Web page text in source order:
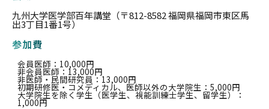
九州大学医学部百年講堂（〒812-8582 福岡県福岡市東区馬
出3丁目1番1号）
参加費
会員医師：10,000円
非会員医師：13,000円
非医師・民間研究員：13,000円
初期研修医・コメディカル、医師以外の大学院生：5,000円
大学院生を除く学生（医学生、視能訓練士学生、留学生）：
1,000円